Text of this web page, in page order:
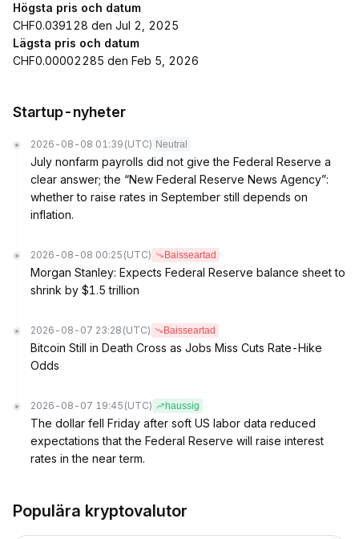
Högsta pris och datum
CHF0.039128 den Jul 2, 2025
Lägsta pris och datum
CHF0.00002285 den Feb 5, 2026
Startup-nyheter
2026-08-08 01:39 (UTC) Neutral
July nonfarm payrolls did not give the Federal Reserve a
clear answer; the “New Federal Reserve News Agency”:
whether to raise rates in September still depends on
inflation.
2026-08-08 00:25 (UTC) Baisseartad
Morgan Stanley: Expects Federal Reserve balance sheet to
shrink by $1.5 trillion
2026-08-07 23:28 (UTC) Baisseartad
Bitcoin Still in Death Cross as Jobs Miss Cuts Rate-Hike
Odds
2026-08-07 19:45 (UTC) haussig
The dollar fell Friday after soft US labor data reduced
expectations that the Federal Reserve will raise interest
rates in the near term.
Populära kryptovalutor